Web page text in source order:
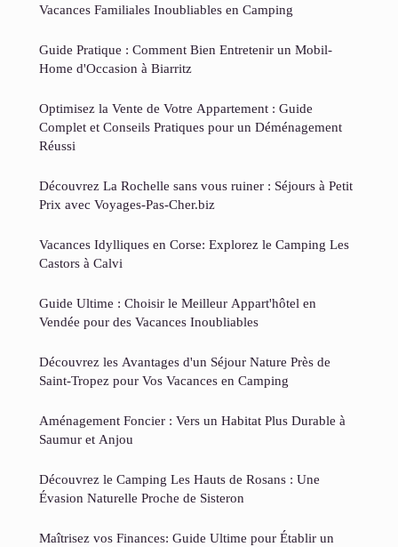
Vacances Familiales Inoubliables en Camping
Guide Pratique : Comment Bien Entretenir un Mobil-
Home d'Occasion à Biarritz
Optimisez la Vente de Votre Appartement : Guide
Complet et Conseils Pratiques pour un Déménagement
Réussi
Découvrez La Rochelle sans vous ruiner : Séjours à Petit
Prix avec Voyages-Pas-Cher.biz
Vacances Idylliques en Corse: Explorez le Camping Les
Castors à Calvi
Guide Ultime : Choisir le Meilleur Appart'hôtel en
Vendée pour des Vacances Inoubliables
Découvrez les Avantages d'un Séjour Nature Près de
Saint-Tropez pour Vos Vacances en Camping
Aménagement Foncier : Vers un Habitat Plus Durable à
Saumur et Anjou
Découvrez le Camping Les Hauts de Rosans : Une
Évasion Naturelle Proche de Sisteron
Maîtrisez vos Finances: Guide Ultime pour Établir un